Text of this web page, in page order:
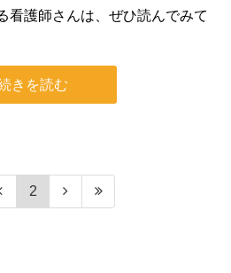
看護師さんは、ぜひ読んでみて
きを読む
2